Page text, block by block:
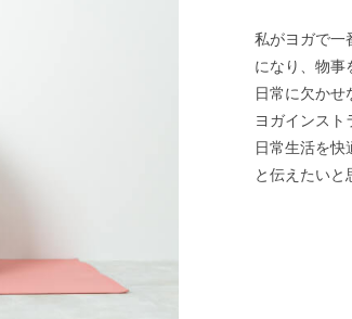
私がヨガで一
になり、物事
日常に欠かせ
ヨガインスト
日常生活を
と伝えたいと